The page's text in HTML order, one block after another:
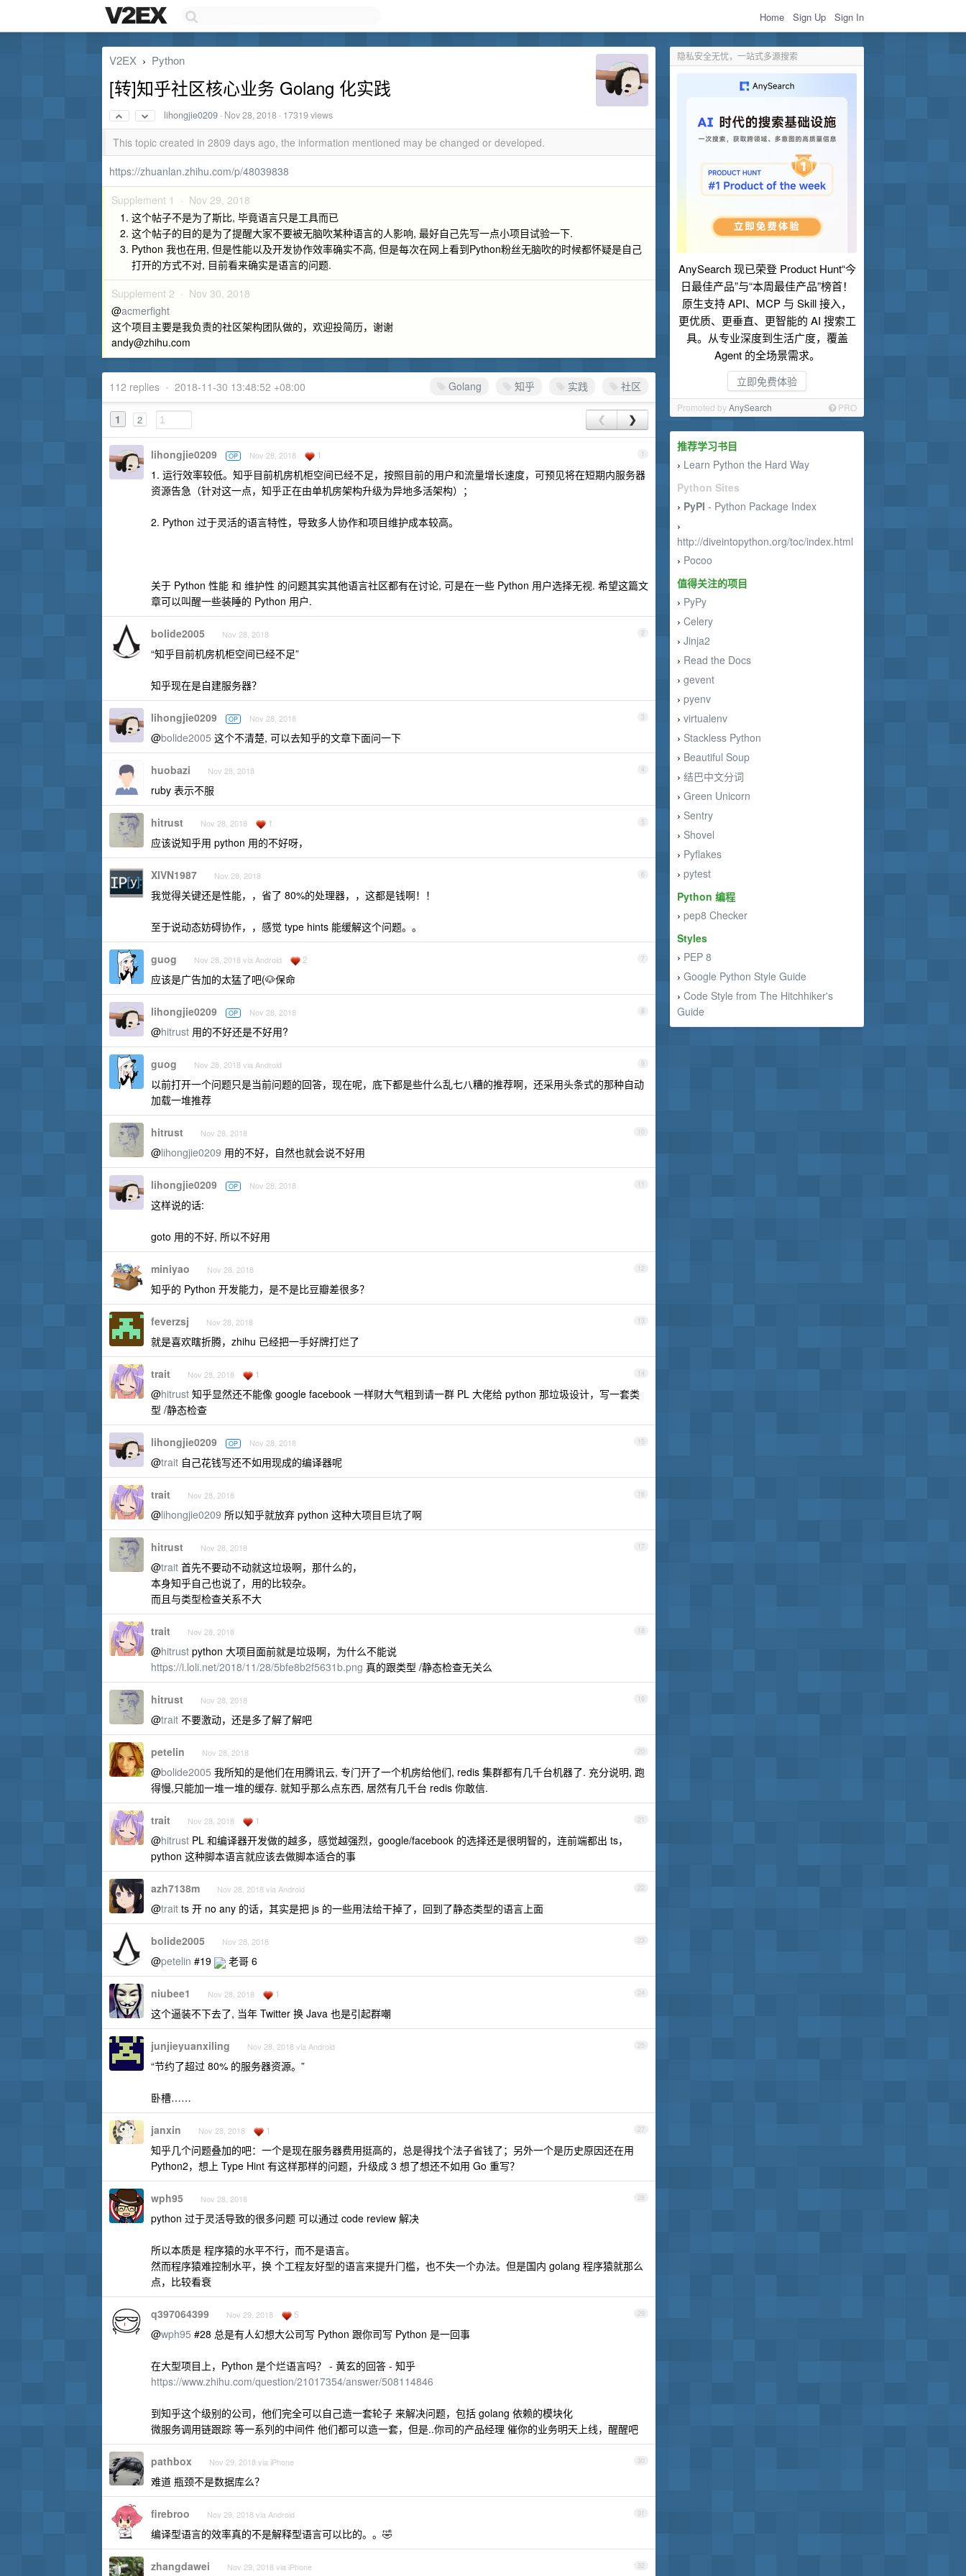
Home Sign Up Sign In
隐私安全无忧，一站式多源搜索
AnySearch 现已荣登 Product Hunt“今
日最佳产品”与“本周最佳产品”榜首！
原生支持 API、MCP 与 Skill 接入，
更优质、更垂直、更智能的 AI 搜索工
具。从专业深度到生活广度，覆盖
Agent 的全场景需求。
立即免费体验
Promoted byAnySearch PRO
推荐学习书目
› Learn Python the Hard Way
Python Sites
› PyPI - Python Package Index
›
http://diveintopython.org/toc/index.html
› Pocoo
值得关注的项目
› PyPy
› Celery
› Jinja2
› Read the Docs
› gevent
› pyenv
› virtualenv
› Stackless Python
› Beautiful Soup
› 结巴中文分词
› Green Unicorn
› Sentry
› Shovel
› Pyflakes
› pytest
Python 编程
› pep8 Checker
Styles
› PEP 8
› Google Python Style Guide
› Code Style from The Hitchhiker's
Guide
V2EX › Python
[转]知乎社区核心业务 Golang 化实践
lihongjie0209 · Nov 28, 2018 · 17319 views
This topic created in 2809 days ago, the information mentioned may be changed or developed.
https://zhuanlan.zhihu.com/p/48039838
Supplement 1 · Nov 29, 2018
这个帖子不是为了斯比, 毕竟语言只是工具而已
这个帖子的目的是为了提醒大家不要被无脑吹某种语言的人影响, 最好自己先写一点小项目试验一下.
Python 我也在用, 但是性能以及开发协作效率确实不高, 但是每次在网上看到Python粉丝无脑吹的时候都怀疑是自己
打开的方式不对, 目前看来确实是语言的问题.
Supplement 2 · Nov 30, 2018
@acmerfight
这个项目主要是我负责的社区架构团队做的，欢迎投简历，谢谢
andy@zhihu.com
Golang 知乎 实践 社区
112 replies • 2018-11-30 13:48:52 +08:00
1 2 ❮ ❯
1
lihongjie0209 OP Nov 28, 2018 1
1. 运行效率较低。知乎目前机房机柜空间已经不足，按照目前的用户和流量增长速度，可预见将在短期内服务器
资源告急（针对这一点，知乎正在由单机房架构升级为异地多活架构）；
2. Python 过于灵活的语言特性，导致多人协作和项目维护成本较高。
关于 Python 性能 和 维护性 的问题其实其他语言社区都有在讨论, 可是在一些 Python 用户选择无视. 希望这篇文
章可以叫醒一些装睡的 Python 用户.
2
bolide2005 Nov 28, 2018
“知乎目前机房机柜空间已经不足”
知乎现在是自建服务器？
3
lihongjie0209 OP Nov 28, 2018
@bolide2005 这个不清楚, 可以去知乎的文章下面问一下
4
huobazi Nov 28, 2018
ruby 表示不服
5
hitrust Nov 28, 2018 1
应该说知乎用 python 用的不好呀，
6
XIVN1987 Nov 28, 2018
我觉得关键还是性能，，省了 80%的处理器，，这都是钱啊！！
至于说动态妨碍协作，，感觉 type hints 能缓解这个问题。。
7
guog Nov 28, 2018 via Android 2
应该是广告加的太猛了吧(🐶保命
8
lihongjie0209 OP Nov 28, 2018
@hitrust 用的不好还是不好用?
9
guog Nov 28, 2018 via Android
以前打开一个问题只是当前问题的回答，现在呢，底下都是些什么乱七八糟的推荐啊，还采用头条式的那种自动
加载一堆推荐
10
hitrust Nov 28, 2018
@lihongjie0209 用的不好，自然也就会说不好用
11
lihongjie0209 OP Nov 28, 2018
这样说的话:
goto 用的不好, 所以不好用
12
miniyao Nov 28, 2018
知乎的 Python 开发能力，是不是比豆瓣差很多？
13
feverzsj Nov 28, 2018
就是喜欢瞎折腾，zhihu 已经把一手好牌打烂了
14
trait Nov 28, 2018 1
@hitrust 知乎显然还不能像 google facebook 一样财大气粗到请一群 PL 大佬给 python 那垃圾设计，写一套类
型 /静态检查
15
lihongjie0209 OP Nov 28, 2018
@trait 自己花钱写还不如用现成的编译器呢
16
trait Nov 28, 2018
@lihongjie0209 所以知乎就放弃 python 这种大项目巨坑了啊
17
hitrust Nov 28, 2018
@trait 首先不要动不动就这垃圾啊，那什么的，
本身知乎自己也说了，用的比较杂。
而且与类型检查关系不大
18
trait Nov 28, 2018
@hitrust python 大项目面前就是垃圾啊，为什么不能说
https://i.loli.net/2018/11/28/5bfe8b2f5631b.png 真的跟类型 /静态检查无关么
19
hitrust Nov 28, 2018
@trait 不要激动，还是多了解了解吧
20
petelin Nov 28, 2018
@bolide2005 我所知的是他们在用腾讯云, 专门开了一个机房给他们, redis 集群都有几千台机器了. 充分说明, 跑
得慢,只能加一堆一堆的缓存. 就知乎那么点东西, 居然有几千台 redis 你敢信.
21
trait Nov 28, 2018 1
@hitrust PL 和编译器开发做的越多，感觉越强烈，google/facebook 的选择还是很明智的，连前端都出 ts，
python 这种脚本语言就应该去做脚本适合的事
22
azh7138m Nov 28, 2018 via Android
@trait ts 开 no any 的话，其实是把 js 的一些用法给干掉了，回到了静态类型的语言上面
23
bolide2005 Nov 28, 2018
@petelin #19 老哥 6
24
niubee1 Nov 28, 2018 1
这个逼装不下去了, 当年 Twitter 换 Java 也是引起群嘲
25
junjieyuanxiling Nov 28, 2018 via Android
“节约了超过 80% 的服务器资源。”
卧槽……
27
janxin Nov 28, 2018 1
知乎几个问题叠加的吧：一个是现在服务器费用挺高的，总是得找个法子省钱了；另外一个是历史原因还在用
Python2，想上 Type Hint 有这样那样的问题，升级成 3 想了想还不如用 Go 重写？
28
wph95 Nov 28, 2018
python 过于灵活导致的很多问题 可以通过 code review 解决
所以本质是 程序猿的水平不行，而不是语言。
然而程序猿难控制水平，换 个工程友好型的语言来提升门槛，也不失一个办法。但是国内 golang 程序猿就那么
点，比较看衰
29
q397064399 Nov 29, 2018 5
@wph95 #28 总是有人幻想大公司写 Python 跟你司写 Python 是一回事
在大型项目上，Python 是个烂语言吗？ - 黄玄的回答 - 知乎
https://www.zhihu.com/question/21017354/answer/508114846
到知乎这个级别的公司，他们完全可以自己造一套轮子 来解决问题，包括 golang 依赖的模块化
微服务调用链跟踪 等一系列的中间件 他们都可以造一套，但是..你司的产品经理 催你的业务明天上线，醒醒吧
30
pathbox Nov 29, 2018 via iPhone
难道 瓶颈不是数据库么？
31
firebroo Nov 29, 2018 via Android
编译型语言的效率真的不是解释型语言可以比的。。🤣
32
zhangdawei Nov 29, 2018 via iPhone